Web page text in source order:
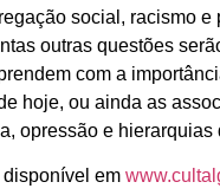
social, racismo e
outras questões
com a
hoje, ou ainda as
opressão e hierarquias
disponível em